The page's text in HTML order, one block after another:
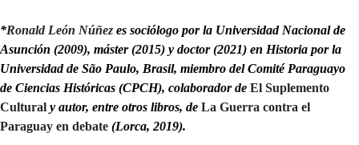
*Ronald León Núñez es sociólogo por la Universidad Nacional de
Asunción (2009), máster (2015) y doctor (2021) en Historia por la
Universidad de São Paulo, Brasil, miembro del Comité Paraguayo
de Ciencias Históricas (CPCH), colaborador de El Suplemento
Cultural y autor, entre otros libros, de La Guerra contra el
Paraguay en debate (Lorca, 2019).